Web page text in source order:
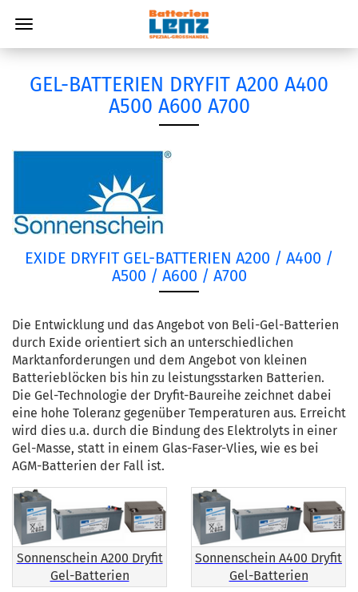
GEL-BATTERIEN DRYFIT A200 A400
A500 A600 A700
EXIDE DRYFIT GEL-BATTERIEN A200 / A400 /
A500 / A600 / A700
Die Entwicklung und das Angebot von Beli-Gel-Batterien
durch Exide orientiert sich an unterschiedlichen
Marktanforderungen und dem Angebot von kleinen
Batterieblöcken bis hin zu leistungsstarken Batterien.
Die Gel-Technologie der Dryfit-Baureihe zeichnet dabei
eine hohe Toleranz gegenüber Temperaturen aus. Erreicht
wird dies u.a. durch die Bindung des Elektrolyts in einer
Gel-Masse, statt in einem Glas-Faser-Vlies, wie es bei
AGM-Batterien der Fall ist.
Sonnenschein A200 Dryfit
Gel-Batterien
Sonnenschein A400 Dryfit
Gel-Batterien